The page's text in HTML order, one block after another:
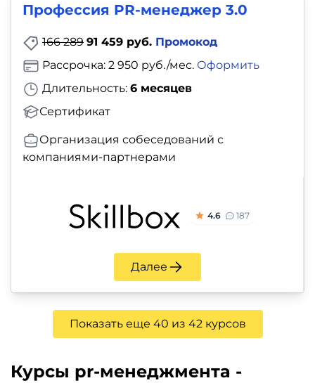
Профессия PR-менеджер 3.0
166 289 91 459 руб. Промокод
Длительность: 6 месяцев
Сертификат
Рассрочка: 2 950 руб./мес. Оформить
Организация собеседований с
компаниями-партнерами
4.6 187
Далее
Показать еще 40 из 42 курсов
Курсы pr-менеджмента -